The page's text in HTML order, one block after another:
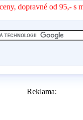
dopravné od 95,- s
Reklama: